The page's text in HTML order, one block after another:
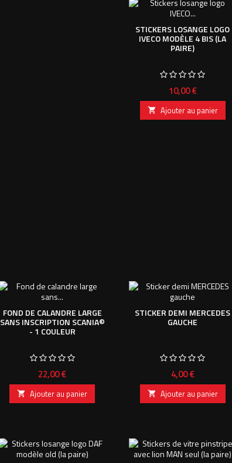
STICKERS LOSANGE LOGO
IVECO MODÈLE 4 BIS (LA
PAIRE)
Prix
10,00 €
 Ajouter au panier
FOND DE CALANDRE LARGE
SANS INSCRIPTION SCANIA©
- 1 COULEUR
Prix
22,00 €
 Ajouter au panier
STICKER DEMI MERCEDES
GAUCHE
Prix
4,00 €
 Ajouter au panier